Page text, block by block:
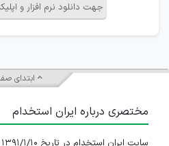
جهت دانلود نرم افزار و
ابتدای
مختصری درباره ایران استخدام